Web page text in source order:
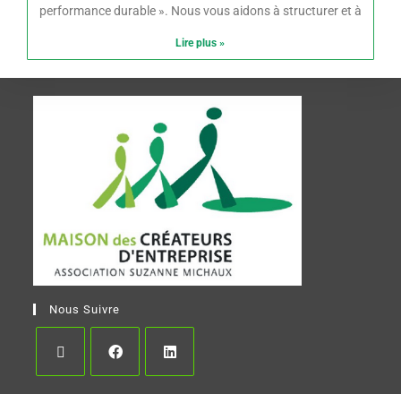
performance durable ». Nous vous aidons à structurer et à
Lire plus »
Nous Suivre